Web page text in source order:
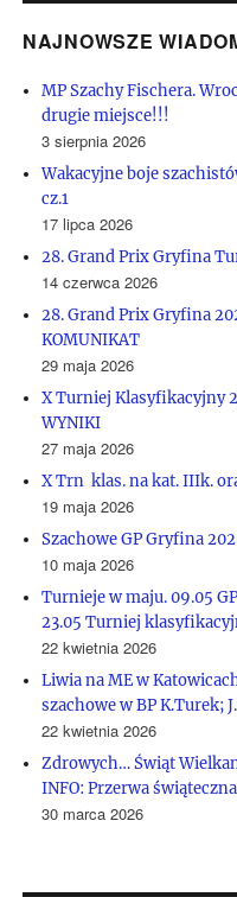
NAJNOWSZE
MP Szachy Fischera.
drugie miejsce!!!
3 sierpnia 2026
Wakacyjne boje
cz.1
17 lipca 2026
28. Grand Prix Gryfina
14 czerwca 2026
28. Grand Prix Gryfina
KOMUNIKAT
29 maja 2026
X Turniej Klasyfikacyjny
WYNIKI
27 maja 2026
X Trn klas. na kat. IIIk.
19 maja 2026
Szachowe GP Gryfina
10 maja 2026
Turnieje w maju. 09.05
23.05 Turniej
22 kwietnia 2026
Liwia na ME w
szachowe w BP K.Turek;
22 kwietnia 2026
Zdrowych… Świąt
INFO: Przerwa
30 marca 2026